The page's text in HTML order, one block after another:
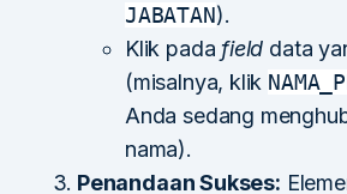
JABATAN).
Klik pada field data
(misalnya, klik
Anda sedang
nama).
Penandaan Sukses: